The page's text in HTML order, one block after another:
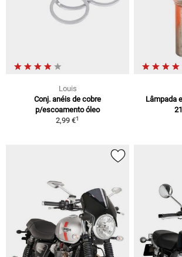
Louis
Conj. anéis de cobre
p/escoamento óleo
2,99 €1
Lâmpada